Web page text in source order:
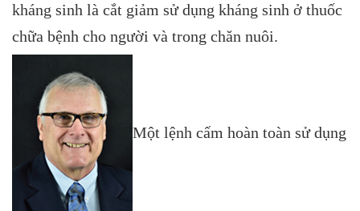
kháng sinh là cắt giảm sử dụng kháng sinh ở thuốc
chữa bệnh cho người và trong chăn nuôi.
Một lệnh cấm hoàn toàn sử dụng